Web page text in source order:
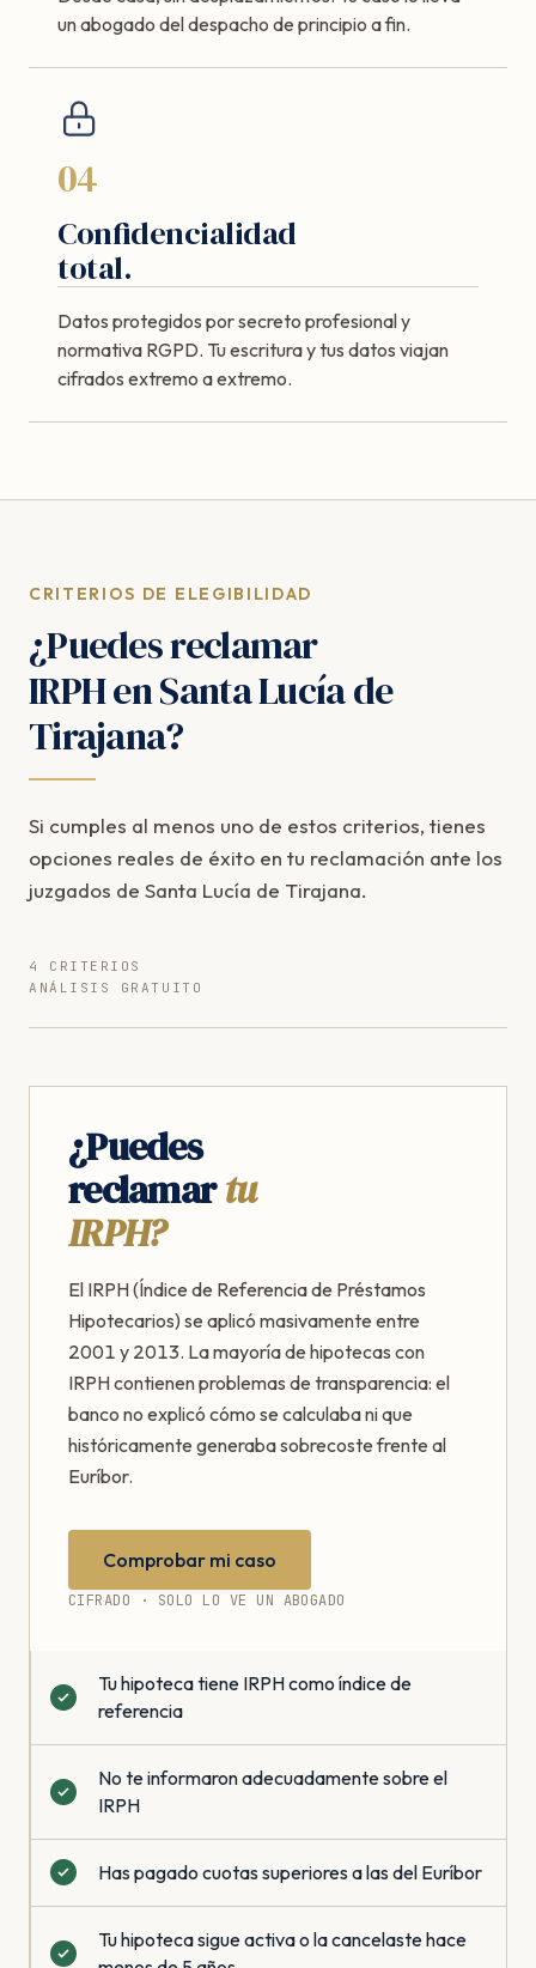
un abogado del despacho de principio a fin.
04
Confidencialidad
total.
Datos protegidos por secreto profesional y
normativa RGPD. Tu escritura y tus datos viajan
cifrados extremo a extremo.
CRITERIOS DE ELEGIBILIDAD
¿Puedes reclamar
IRPH en Santa Lucía de
Tirajana?
Si cumples al menos uno de estos criterios, tienes
opciones reales de éxito en tu reclamación ante los
juzgados de Santa Lucía de Tirajana.
4 CRITERIOS
ANÁLISIS GRATUITO
¿Puedes
reclamartu
IRPH?
El IRPH (Índice de Referencia de Préstamos
Hipotecarios) se aplicó masivamente entre
2001 y 2013. La mayoría de hipotecas con
IRPH contienen problemas de transparencia: el
banco no explicó cómo se calculaba ni que
históricamente generaba sobrecoste frente al
Euríbor.
Comprobar mi caso
CIFRADO · SOLO LO VE UN ABOGADO
Tu hipoteca tiene IRPH como índice de
referencia
No te informaron adecuadamente sobre el
IRPH
Has pagado cuotas superiores a las del Euríbor
Tu hipoteca sigue activa o la cancelaste hace